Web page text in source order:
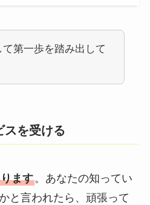
第一歩を踏み出して
スを受ける
ます。あなたの知ってい
と言われたら、頑張って